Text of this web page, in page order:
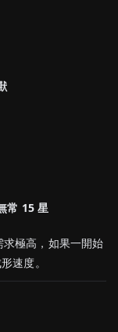
常 15 星
極高，如果一開始
速度。